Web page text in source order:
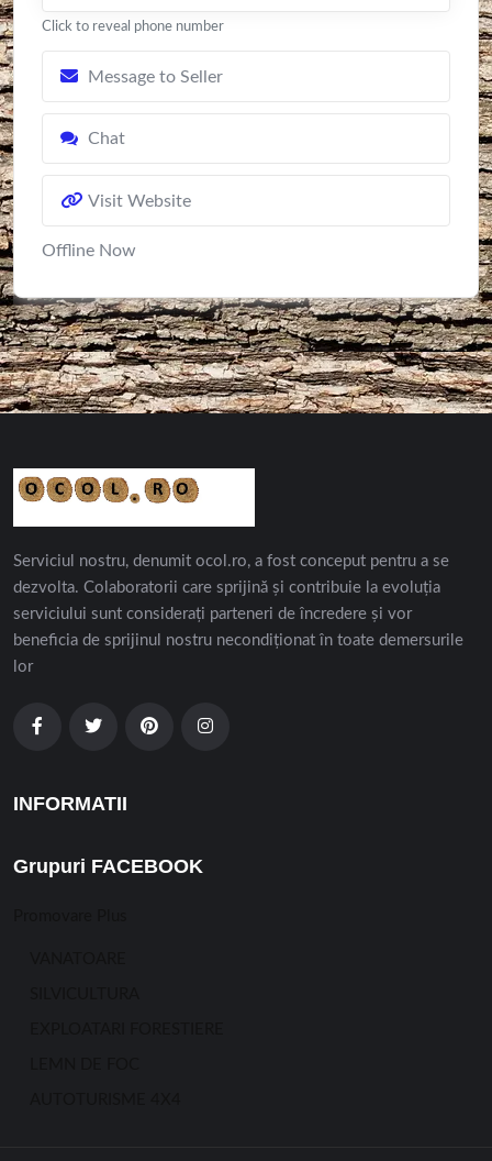
Click to reveal phone number
Message to Seller
Chat
Visit Website
Offline Now
Serviciul nostru, denumit ocol.ro, a fost conceput pentru a se
dezvolta. Colaboratorii care sprijină și contribuie la evoluția
serviciului sunt considerați parteneri de încredere și vor
beneficia de sprijinul nostru necondiționat în toate demersurile
lor
INFORMATII
Grupuri FACEBOOK